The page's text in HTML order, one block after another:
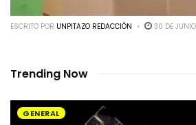
ESCRITO POR UNPITAZO REDACCIÓN 30 DE
Trending Now
GENERAL